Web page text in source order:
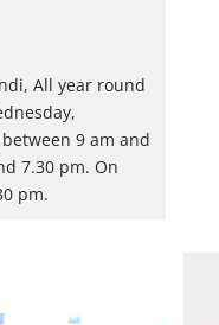
All year round
9 am and
7.30 pm. On
pm.